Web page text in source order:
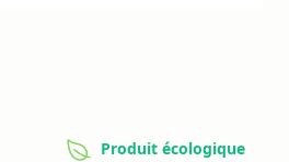
Produit écologique